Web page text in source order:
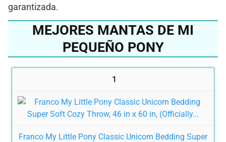
garantizada.
MEJORES MANTAS DE MI
PEQUEÑO PONY
1
Franco My Little Pony Classic Unicorn Bedding Super